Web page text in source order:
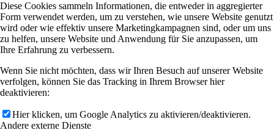
Diese Cookies sammeln Informationen, die entweder in aggregierter
Form verwendet werden, um zu verstehen, wie unsere Website genutzt
wird oder wie effektiv unsere Marketingkampagnen sind, oder um uns
zu helfen, unsere Website und Anwendung für Sie anzupassen, um
Ihre Erfahrung zu verbessern.
Wenn Sie nicht möchten, dass wir Ihren Besuch auf unserer Website
verfolgen, können Sie das Tracking in Ihrem Browser hier
deaktivieren:
Hier klicken, um Google Analytics zu aktivieren/deaktivieren.
Andere externe Dienste